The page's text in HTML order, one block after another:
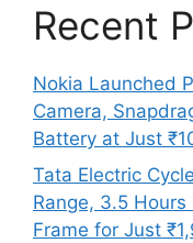
Recent
Nokia Launched
Camera,
Battery at Just
Tata Electric
Range, 3.5
Frame for Just